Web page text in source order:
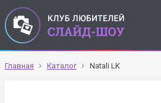
Главная Каталог Natali LK